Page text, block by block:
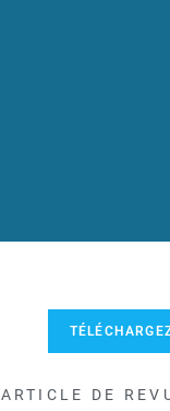
ARTICLE DE